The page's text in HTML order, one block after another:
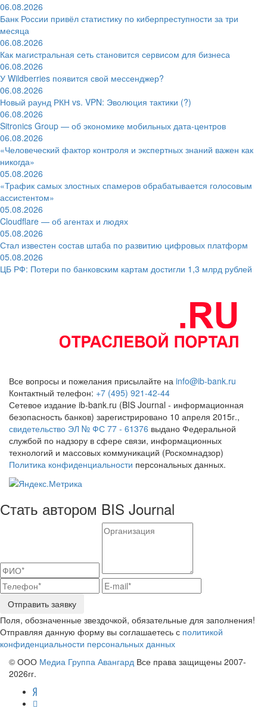
06.08.2026
Банк России привёл статистику по киберпреступности за три
месяца
06.08.2026
Как магистральная сеть становится сервисом для бизнеса
06.08.2026
У Wildberries появится свой мессенджер?
06.08.2026
Новый раунд РКН vs. VPN: Эволюция тактики (?)
06.08.2026
Sitronics Group — об экономике мобильных дата-центров
06.08.2026
«Человеческий фактор контроля и экспертных знаний важен как
никогда»
05.08.2026
«Трафик самых злостных спамеров обрабатывается голосовым
ассистентом»
05.08.2026
Cloudflare — об агентах и людях
05.08.2026
Стал известен состав штаба по развитию цифровых платформ
05.08.2026
ЦБ РФ: Потери по банковским картам достигли 1,3 млрд рублей
Все вопросы и пожелания присылайте на info@ib-bank.ru
Контактный телефон: +7 (495) 921-42-44
Сетевое издание ib-bank.ru (BIS Journal - информационная
безопасность банков) зарегистрировано 10 апреля 2015г.,
свидетельство ЭЛ № ФС 77 - 61376 выдано Федеральной
службой по надзору в сфере связи, информационных
технологий и массовых коммуникаций (Роскомнадзор)
Политика конфиденциальности персональных данных.
Стать автором BIS Journal
Отправить заявку
Поля, обозначенные звездочкой, обязательные для заполнения!
Отправляя данную форму вы соглашаетесь с политикой
конфиденциальности персональных данных
© ООО Медиа Группа Авангард Все права защищены 2007-
2026гг.